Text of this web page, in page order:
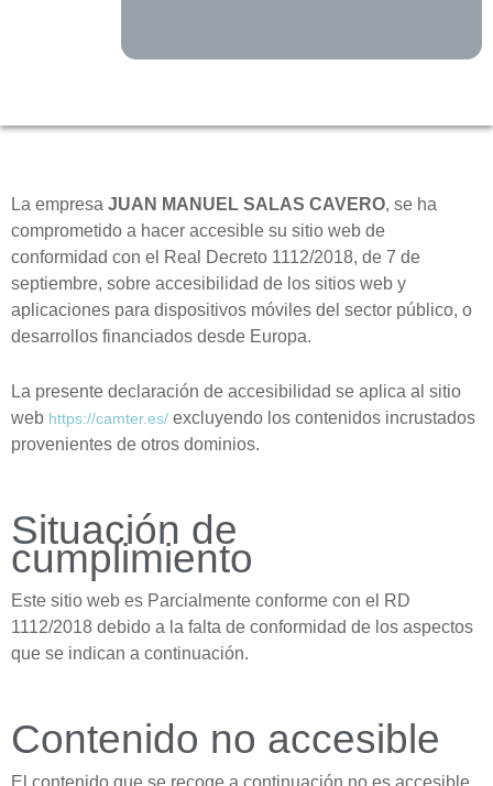
La empresa JUAN MANUEL SALAS CAVERO, se ha
comprometido a hacer accesible su sitio web de
conformidad con el Real Decreto 1112/2018, de 7 de
septiembre, sobre accesibilidad de los sitios web y
aplicaciones para dispositivos móviles del sector público, o
desarrollos financiados desde Europa.
La presente declaración de accesibilidad se aplica al sitio
web https://camter.es/ excluyendo los contenidos incrustados
provenientes de otros dominios.
Situación de
cumplimiento
Este sitio web es Parcialmente conforme con el RD
1112/2018 debido a la falta de conformidad de los aspectos
que se indican a continuación.
Contenido no accesible
El contenido que se recoge a continuación no es accesible